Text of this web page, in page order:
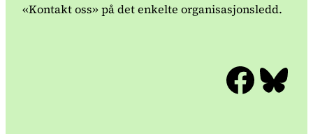
«Kontakt oss» på det enkelte organisasjonsledd.
Facebook Bluesky